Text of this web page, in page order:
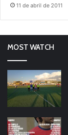
11 de abril de 2011
MOST WATCH